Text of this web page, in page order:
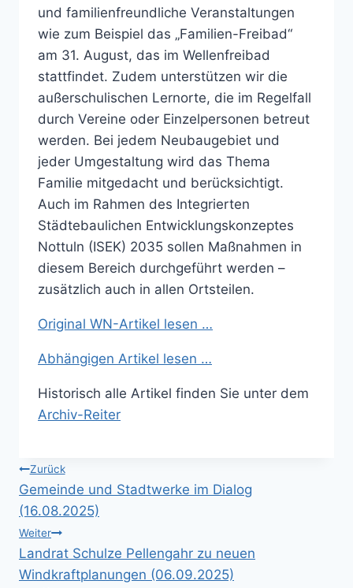
und familienfreundliche Veranstaltungen
wie zum Beispiel das „Familien-Freibad“
am 31. August, das im Wellenfreibad
stattfindet. Zudem unterstützen wir die
außerschulischen Lernorte, die im Regelfall
durch Vereine oder Einzelpersonen betreut
werden. Bei jedem Neubaugebiet und
jeder Umgestaltung wird das Thema
Familie mitgedacht und berücksichtigt.
Auch im Rahmen des Integrierten
Städtebaulichen Entwicklungskonzeptes
Nottuln (ISEK) 2035 sollen Maßnahmen in
diesem Bereich durchgeführt werden –
zusätzlich auch in allen Ortsteilen.
Original WN-Artikel lesen …
Abhängigen Artikel lesen …
Historisch alle Artikel finden Sie unter dem
Archiv-Reiter
Beitragsnavigation
Zurück
Gemeinde und Stadtwerke im Dialog
(16.08.2025)
Weiter
Landrat Schulze Pellengahr zu neuen
Windkraftplanungen (06.09.2025)